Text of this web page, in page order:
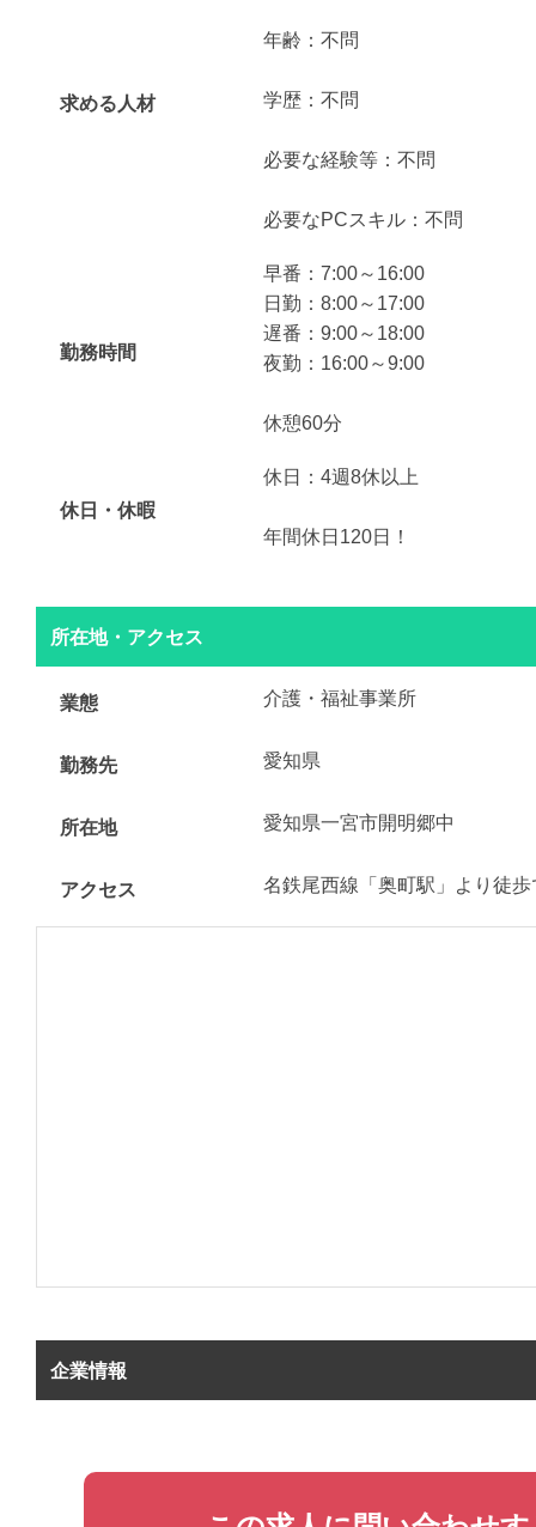
求める人材
年齢：不問
学歴：不問
必要な経験等：不問
必要なPCスキル：不問
勤務時間
早番：7:00～16:00
日勤：8:00～17:00
遅番：9:00～18:00
夜勤：16:00～9:00
休憩60分
休日・休暇
休日：4週8休以上
年間休日120日！
所在地・アクセス
業態 介護・福祉事業所
勤務先 愛知県
所在地 愛知県一宮市開明郷中
アクセス 名鉄尾西線「奥町駅」より徒
企業情報